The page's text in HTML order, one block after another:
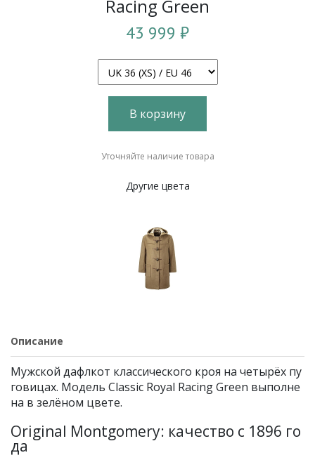
Racing Green
43 999 ₽
В корзину
Уточняйте наличие товара
Другие цвета
Описание
Мужской дафлкот классического кроя на четырёх пу
говицах. Модель Classic Royal Racing Green выполне
на в зелёном цвете.
Original Montgomery: качество с 1896 го
да